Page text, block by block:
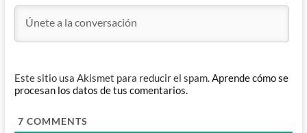
Este sitio usa Akismet para reducir el spam.Aprende cómo se
procesan los datos de tus comentarios.
7 COMMENTS